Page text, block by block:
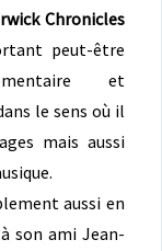
Chronicles
peut-être
et
le sens où il
mais aussi
aussi en
son ami Jean-